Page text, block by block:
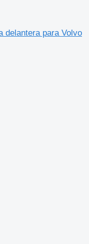
delantera para Volvo